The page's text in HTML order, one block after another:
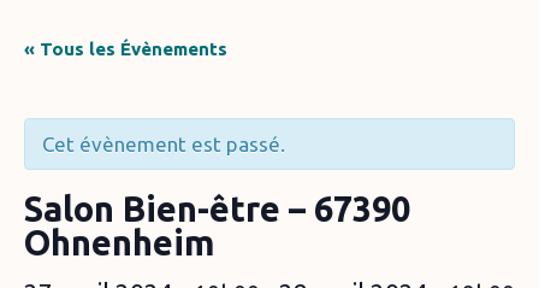
« Tous les Évènements
Cet évènement est passé.
Salon Bien-être – 67390
Ohnenheim